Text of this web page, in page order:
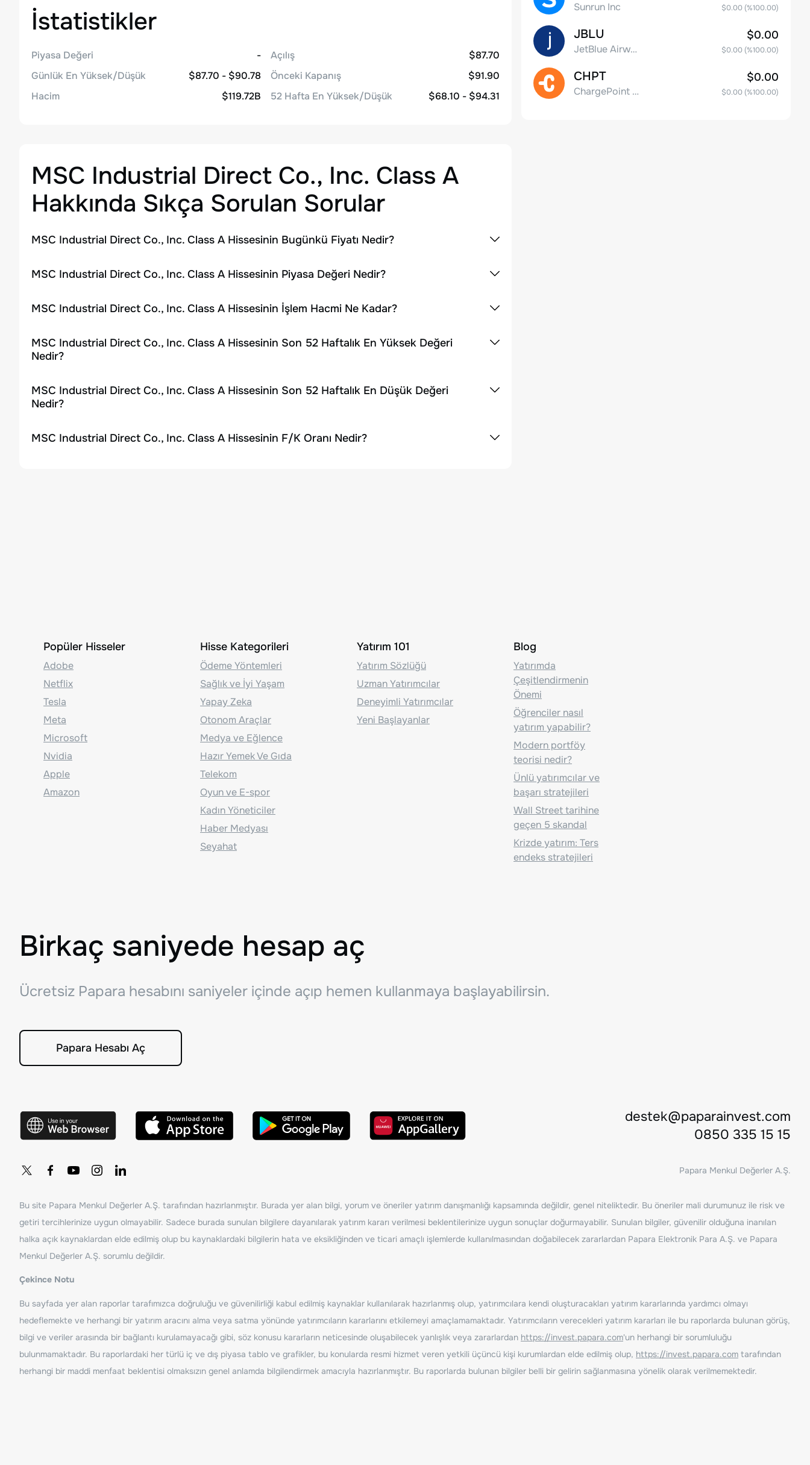
İstatistikler
Piyasa Değeri
-
Günlük En Yüksek/Düşük
$87.70 - $90.78
Hacim
$119.72B
Açılış
$87.70
Önceki Kapanış
$91.90
52 Hafta En Yüksek/Düşük
$68.10 - $94.31
MSC Industrial Direct Co., Inc. Class A
Hakkında Sıkça Sorulan Sorular
MSC Industrial Direct Co., Inc. Class A Hissesinin Bugünkü Fiyatı Nedir?
MSC Industrial Direct Co., Inc. Class A Hissesinin Piyasa Değeri Nedir?
MSC Industrial Direct Co., Inc. Class A Hissesinin İşlem Hacmi Ne Kadar?
MSC Industrial Direct Co., Inc. Class A Hissesinin Son 52 Haftalık En Yüksek Değeri
Nedir?
MSC Industrial Direct Co., Inc. Class A Hissesinin Son 52 Haftalık En Düşük Değeri
Nedir?
MSC Industrial Direct Co., Inc. Class A Hissesinin F/K Oranı Nedir?
Sunrun Inc $0.00(%100.00)
JBLU
JetBlue Airways Corp
$0.00
$0.00(%100.00)
CHPT
ChargePoint Holdings, Inc.
$0.00
$0.00(%100.00)
Popüler Hisseler
Adobe
Netflix
Tesla
Meta
Microsoft
Nvidia
Apple
Amazon
Hisse Kategorileri
Ödeme Yöntemleri
Sağlık ve İyi Yaşam
Yapay Zeka
Otonom Araçlar
Medya ve Eğlence
Hazır Yemek Ve Gıda
Telekom
Oyun ve E-spor
Kadın Yöneticiler
Haber Medyası
Seyahat
Yatırım 101
Yatırım Sözlüğü
Uzman Yatırımcılar
Deneyimli Yatırımcılar
Yeni Başlayanlar
Blog
Yatırımda
Çeşitlendirmenin
Önemi
Öğrenciler nasıl
yatırım yapabilir?
Modern portföy
teorisi nedir?
Ünlü yatırımcılar ve
başarı stratejileri
Wall Street tarihine
geçen 5 skandal
Krizde yatırım: Ters
endeks stratejileri
Birkaç saniyede hesap aç
Ücretsiz Papara hesabını saniyeler içinde açıp hemen kullanmaya başlayabilirsin.
Papara Hesabı Aç
destek@paparainvest.com
0850 335 15 15
Papara Menkul Değerler A.Ş.
Bu site Papara Menkul Değerler A.Ş. tarafından hazırlanmıştır. Burada yer alan bilgi, yorum ve öneriler yatırım danışmanlığı kapsamında değildir, genel niteliktedir. Bu öneriler mali durumunuz ile risk ve
getiri tercihlerinize uygun olmayabilir. Sadece burada sunulan bilgilere dayanılarak yatırım kararı verilmesi beklentilerinize uygun sonuçlar doğurmayabilir. Sunulan bilgiler, güvenilir olduğuna inanılan
halka açık kaynaklardan elde edilmiş olup bu kaynaklardaki bilgilerin hata ve eksikliğinden ve ticari amaçlı işlemlerde kullanılmasından doğabilecek zararlardan Papara Elektronik Para A.Ş. ve Papara
Menkul Değerler A.Ş. sorumlu değildir.
Çekince Notu
Bu sayfada yer alan raporlar tarafımızca doğruluğu ve güvenilirliği kabul edilmiş kaynaklar kullanılarak hazırlanmış olup, yatırımcılara kendi oluşturacakları yatırım kararlarında yardımcı olmayı
hedeflemekte ve herhangi bir yatırım aracını alma veya satma yönünde yatırımcıların kararlarını etkilemeyi amaçlamamaktadır. Yatırımcıların verecekleri yatırım kararları ile bu raporlarda bulunan görüş,
bilgi ve veriler arasında bir bağlantı kurulamayacağı gibi, söz konusu kararların neticesinde oluşabilecek yanlışlık veya zararlardan https://invest.papara.com'un herhangi bir sorumluluğu
bulunmamaktadır. Bu raporlardaki her türlü iç ve dış piyasa tablo ve grafikler, bu konularda resmi hizmet veren yetkili üçüncü kişi kurumlardan elde edilmiş olup, https://invest.papara.com tarafından
herhangi bir maddi menfaat beklentisi olmaksızın genel anlamda bilgilendirmek amacıyla hazırlanmıştır. Bu raporlarda bulunan bilgiler belli bir gelirin sağlanmasına yönelik olarak verilmemektedir.